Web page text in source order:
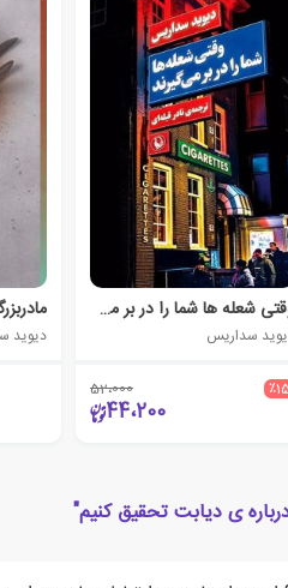
وقتی شعله ها شما را در بر می گیرند
سداریس
52،000
44،200
دیوید
ی دیابت تحقیق کنیم"